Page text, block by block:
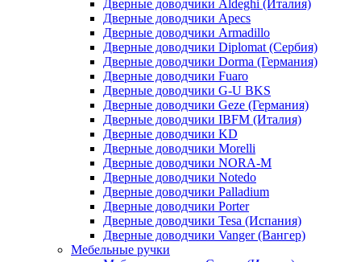
Дверные доводчики Aldeghi (Италия)
Дверные доводчики Apecs
Дверные доводчики Armadillo
Дверные доводчики Diplomat (Сербия)
Дверные доводчики Dorma (Германия)
Дверные доводчики Fuaro
Дверные доводчики G-U BKS
Дверные доводчики Geze (Германия)
Дверные доводчики IBFM (Италия)
Дверные доводчики KD
Дверные доводчики Morelli
Дверные доводчики NORA-M
Дверные доводчики Notedo
Дверные доводчики Palladium
Дверные доводчики Porter
Дверные доводчики Tesa (Испания)
Дверные доводчики Vanger (Вангер)
Мебельные ручки